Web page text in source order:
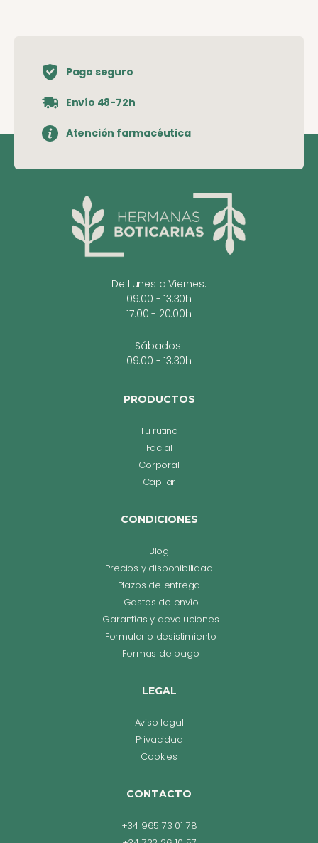
Pago seguro
Envío 48-72h
Atención farmacéutica
De Lunes a Viernes:
09:00 - 13:30h
17:00 - 20:00h
Sábados:
09:00 - 13:30h
PRODUCTOS
Tu rutina
Facial
Corporal
Capilar
CONDICIONES
Blog
Precios y disponibilidad
Plazos de entrega
Gastos de envío
Garantías y devoluciones
Formulario desistimiento
Formas de pago
LEGAL
Aviso legal
Privacidad
Cookies
CONTACTO
+34 965 73 01 78